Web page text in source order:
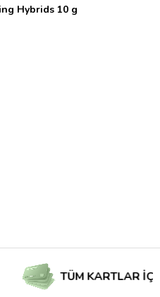
Hybrids 10 g
TÜM KARTLAR İÇİN